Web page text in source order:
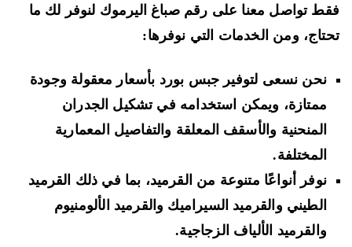
تواصل معنا على رقم صباغ اليرموك لنوفر لك ما
ومن الخدمات التي نوفرها:
نحن نسعى لتوفير جبس بورد بأسعار معقولة وجودة
ممتازة، ويمكن استخدامه في تشكيل الجدران
المنحنية والأسقف المعلقة والتفاصيل المعمارية
المختلفة.
نوفر أنواعًا متنوعة من القرميد، بما في ذلك القرميد
الطيني والقرميد السيراميك والقرميد الألومنيوم
والقرميد الألياف الزجاجية.